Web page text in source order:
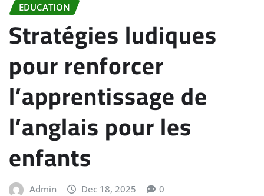
EDUCATION
Stratégies ludiques
pour renforcer
l’apprentissage de
l’anglais pour les
enfants
Admin Dec 18, 2025 0